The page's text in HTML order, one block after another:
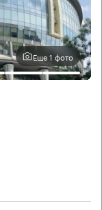
Еще 1 фото